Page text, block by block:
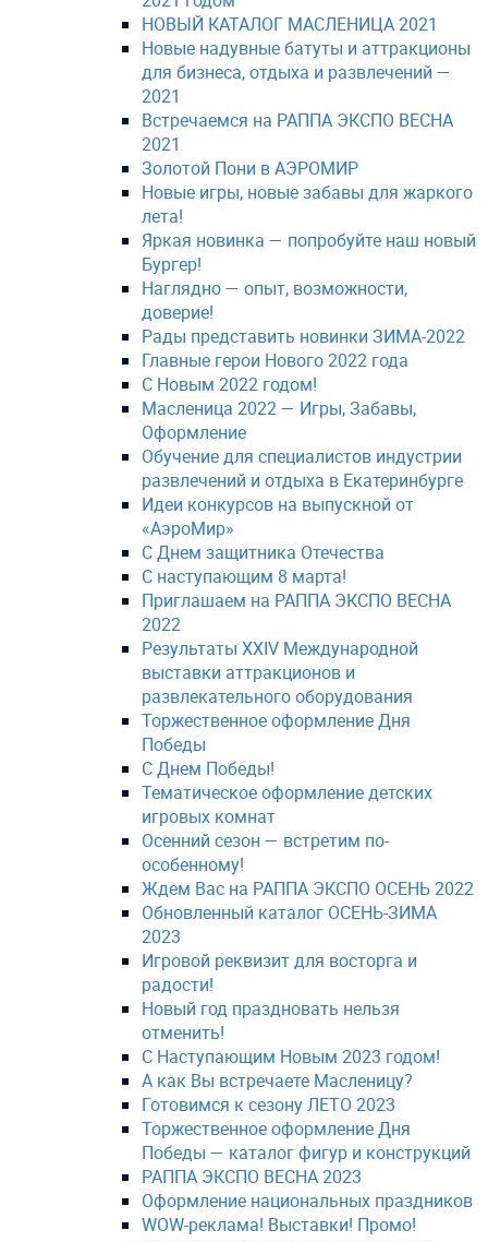
НОВЫЙ КАТАЛОГ МАСЛЕНИЦА 2021
Новые надувные батуты и аттракционы
для бизнеса, отдыха и развлечений —
2021
Встречаемся на РАППА ЭКСПО ВЕСНА
2021
Золотой Пони в АЭРОМИР
Новые игры, новые забавы для жаркого
лета!
Яркая новинка — попробуйте наш новый
Бургер!
Наглядно — опыт, возможности,
доверие!
Рады представить новинки ЗИМА-2022
Главные герои Нового 2022 года
С Новым 2022 годом!
Масленица 2022 — Игры, Забавы,
Оформление
Обучение для специалистов индустрии
развлечений и отдыха в Екатеринбурге
Идеи конкурсов на выпускной от
«АэроМир»
С Днем защитника Отечества
С наступающим 8 марта!
Приглашаем на РАППА ЭКСПО ВЕСНА
2022
Результаты XXIV Международной
выставки аттракционов и
развлекательного оборудования
Торжественное оформление Дня
Победы
С Днем Победы!
Тематическое оформление детских
игровых комнат
Осенний сезон — встретим по-
особенному!
Ждем Вас на РАППА ЭКСПО ОСЕНЬ 2022
Обновленный каталог ОСЕНЬ-ЗИМА
2023
Игровой реквизит для восторга и
радости!
Новый год праздновать нельзя
отменить!
С Наступающим Новым 2023 годом!
А как Вы встречаете Масленицу?
Готовимся к сезону ЛЕТО 2023
Торжественное оформление Дня
Победы — каталог фигур и конструкций
РАППА ЭКСПО ВЕСНА 2023
Оформление национальных праздников
WOW-реклама! Выставки! Промо!